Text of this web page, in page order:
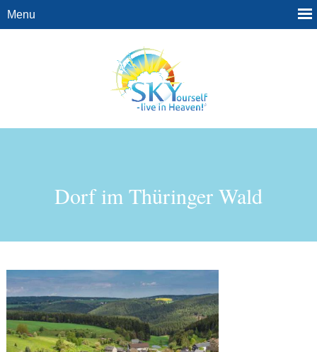
Dorf im Thüringer Wald